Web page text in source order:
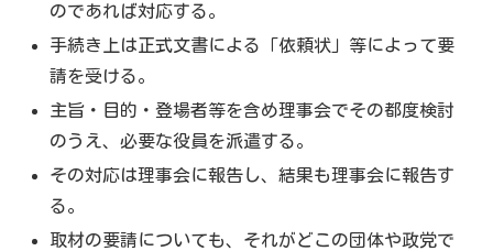
のであれば対応する。
手続き上は正式文書による「依頼状」等によって要
請を受ける。
主旨・目的・登場者等を含め理事会でその都度検討
のうえ、必要な役員を派遣する。
その対応は理事会に報告し、結果も理事会に報告す
る。
取材の要請についても、それがどこの団体や政党で